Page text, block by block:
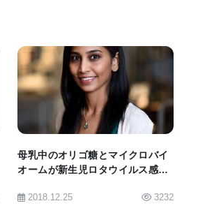
に率いられたチームと
ているカニクイザル
的なモデルだ。カニクイザル
べている。
エボラ・タンパクで刺激する
を発現するよう遺伝子組換え
BIOMARKET JP
母乳中のオリゴ糖とマイクロバイ
オームが新生児ロタウイルス感染
2018.12.25 3232